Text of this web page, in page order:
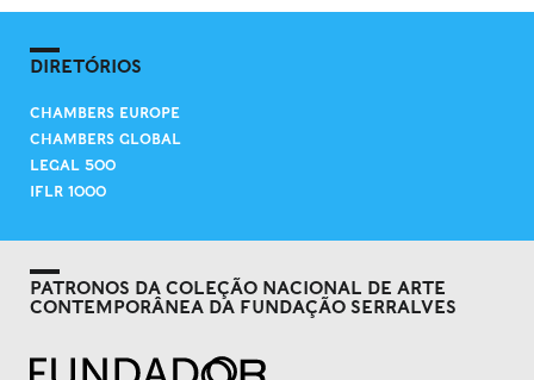
DIRETÓRIOS
CHAMBERS EUROPE
CHAMBERS GLOBAL
LEGAL 500
IFLR 1000
PATRONOS DA COLEÇÃO NACIONAL DE ARTE
CONTEMPORÂNEA DA FUNDAÇÃO SERRALVES